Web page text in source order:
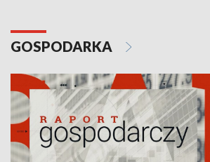
GOSPODARKA